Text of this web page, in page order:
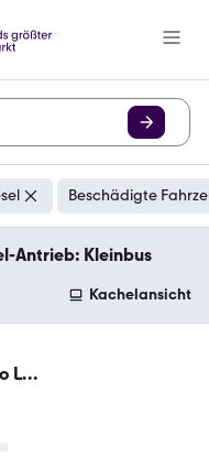
Beschädigte
Antrieb: Kleinbus
Kachelansicht
L